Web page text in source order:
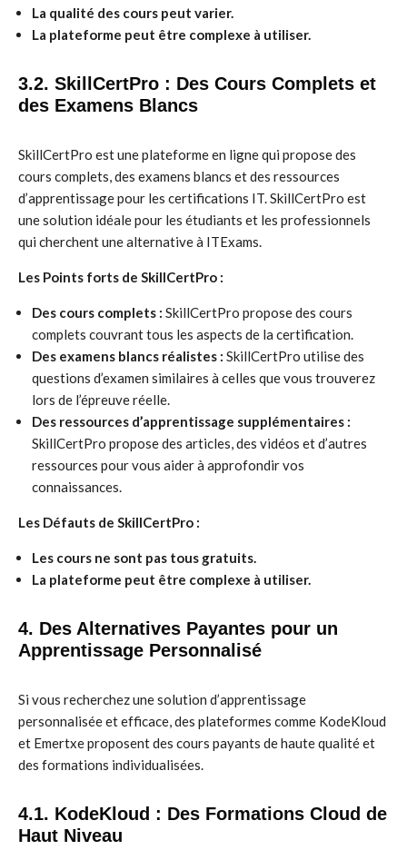
La qualité des cours peut varier.
La plateforme peut être complexe à utiliser.
3.2. SkillCertPro : Des Cours Complets et
des Examens Blancs
SkillCertPro est une plateforme en ligne qui propose des
cours complets, des examens blancs et des ressources
d’apprentissage pour les certifications IT. SkillCertPro est
une solution idéale pour les étudiants et les professionnels
qui cherchent une alternative à ITExams.
Les Points forts de SkillCertPro :
Des cours complets : SkillCertPro propose des cours
complets couvrant tous les aspects de la certification.
Des examens blancs réalistes : SkillCertPro utilise des
questions d’examen similaires à celles que vous trouverez
lors de l’épreuve réelle.
Des ressources d’apprentissage supplémentaires :
SkillCertPro propose des articles, des vidéos et d’autres
ressources pour vous aider à approfondir vos
connaissances.
Les Défauts de SkillCertPro :
Les cours ne sont pas tous gratuits.
La plateforme peut être complexe à utiliser.
4. Des Alternatives Payantes pour un
Apprentissage Personnalisé
Si vous recherchez une solution d’apprentissage
personnalisée et efficace, des plateformes comme KodeKloud
et Emertxe proposent des cours payants de haute qualité et
des formations individualisées.
4.1. KodeKloud : Des Formations Cloud de
Haut Niveau